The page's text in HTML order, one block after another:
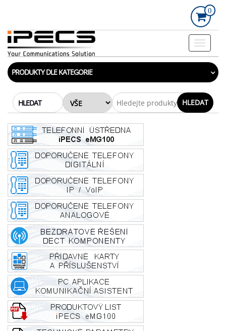
content
0
PRODUKTY DLE KATEGORIE
HLEDAT HLEDAT